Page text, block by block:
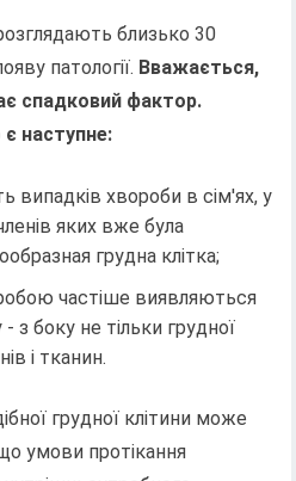
близько 30
патології. Вважається,
спадковий фактор.
наступне:
випадків хвороби в сім'ях, у
яких вже була
грудна клітка;
частіше виявляються
- з боку не тільки грудної
і тканин.
грудної клітини може
умови протікання